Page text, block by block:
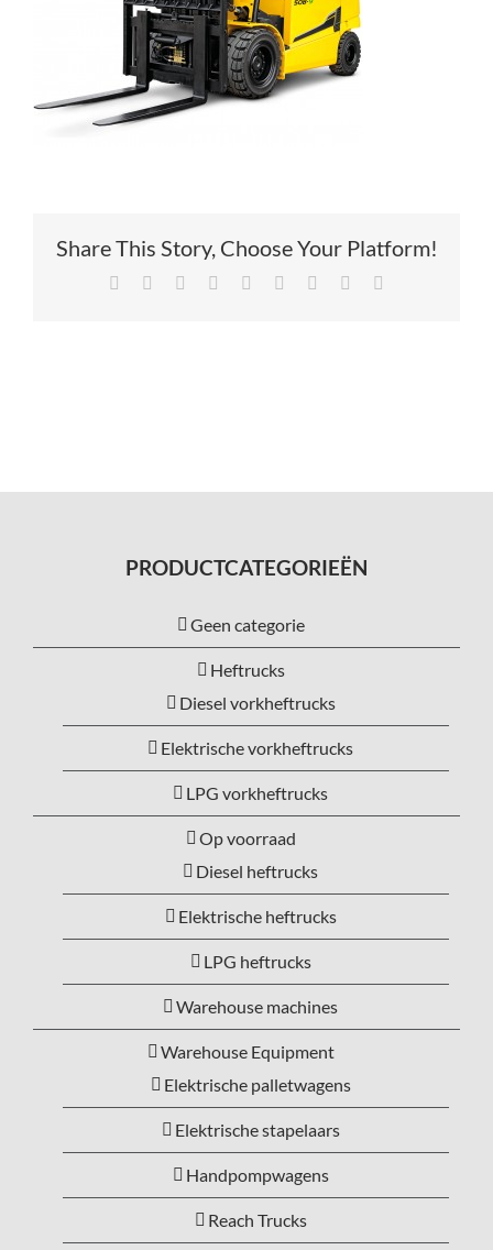
Share This Story, Choose Your Platform!
Facebook Reddit LinkedIn
TumblrPinterest Xing
PRODUCTCATEGORIEËN
Geen categorie
Heftrucks
Diesel vorkheftrucks
Elektrische vorkheftrucks
LPG vorkheftrucks
Op voorraad
Diesel heftrucks
Elektrische heftrucks
LPG heftrucks
Warehouse machines
Warehouse Equipment
Elektrische palletwagens
Elektrische stapelaars
Handpompwagens
Reach Trucks